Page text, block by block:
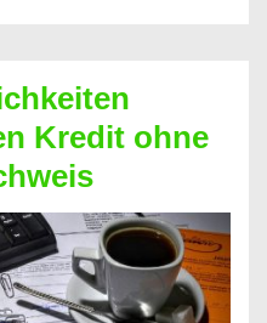
Kredit ohne